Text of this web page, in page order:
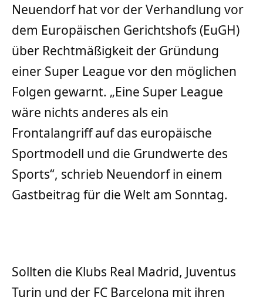
Neuendorf hat vor der Verhandlung vor
dem Europäischen Gerichtshofs (EuGH)
über Rechtmäßigkeit der Gründung
einer Super League vor den möglichen
Folgen gewarnt. „Eine Super League
wäre nichts anderes als ein
Frontalangriff auf das europäische
Sportmodell und die Grundwerte des
Sports“, schrieb Neuendorf in einem
Gastbeitrag für die Welt am Sonntag.
Sollten die Klubs Real Madrid, Juventus
Turin und der FC Barcelona mit ihren